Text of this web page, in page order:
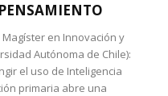
en Innovación y
Autónoma de Chile):
el uso de Inteligencia
primaria abre una